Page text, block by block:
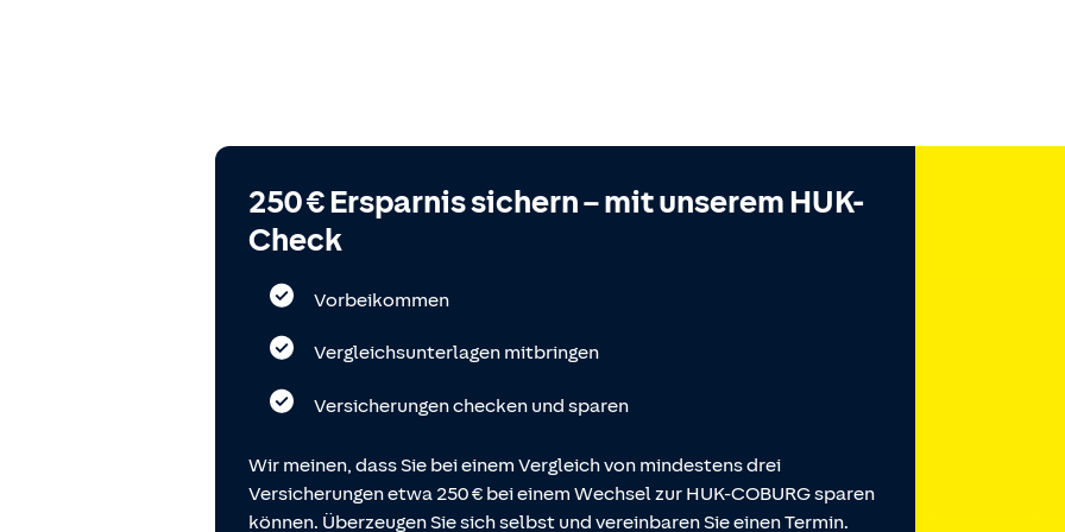
250 € Ersparnis sichern – mit unserem HUK-
Check
Vorbeikommen
Vergleichsunterlagen mitbringen
Versicherungen checken und sparen
Wir meinen, dass Sie bei einem Vergleich von mindestens drei
Versicherungen etwa 250 € bei einem Wechsel zur HUK-COBURG sparen
können. Überzeugen Sie sich selbst und vereinbaren Sie einen Termin.